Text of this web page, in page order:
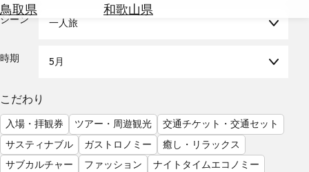
鳥取県
和歌山県
を
る
気
を
見
る
シーン 一人旅
時期 5月
こだわり
入場・拝観券 ツアー・周遊観光
交通チケット・交通セット
サスティナブル
ガストロノミー
癒し・リラックス
サブカルチャー
ファッション
ナイトタイムエコノミー